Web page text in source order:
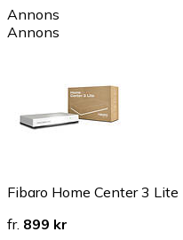
Annons
Annons
Fibaro Home Center 3 Lite
fr. 899 kr